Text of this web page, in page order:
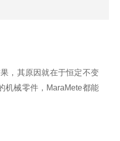
，其原因就在于恒定不变
机械零件，MaraMete都能